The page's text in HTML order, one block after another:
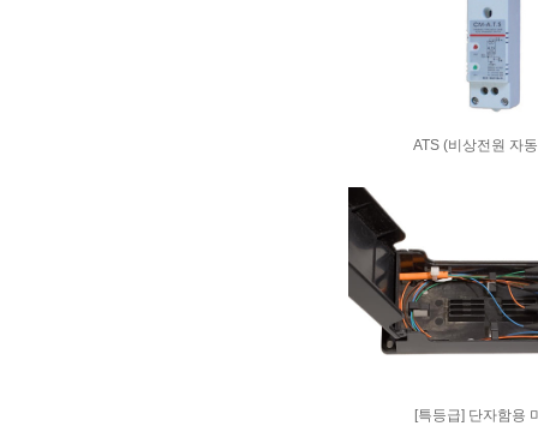
ATS (비상전원 자
[특등급] 단자함용